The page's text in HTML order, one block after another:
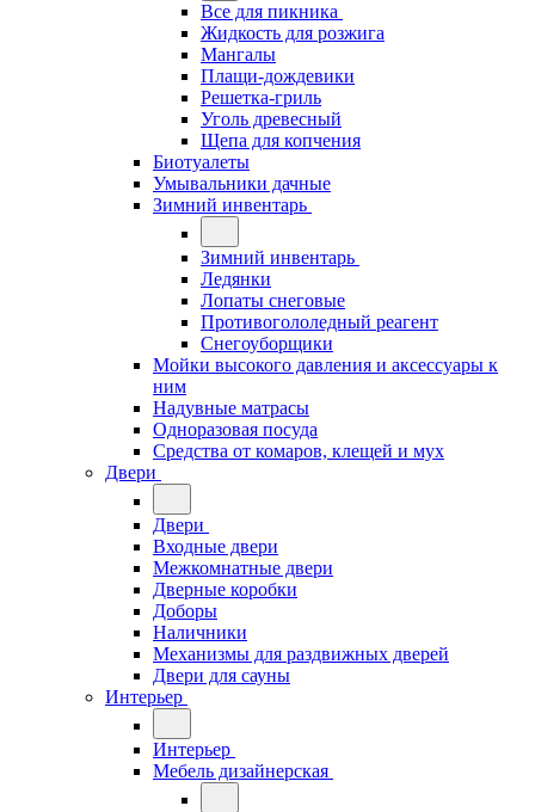
Все для пикника
Жидкость для розжига
Мангалы
Плащи-дождевики
Решетка-гриль
Уголь древесный
Щепа для копчения
Биотуалеты
Умывальники дачные
Зимний инвентарь
Зимний инвентарь
Ледянки
Лопаты снеговые
Противогололедный реагент
Снегоуборщики
Мойки высокого давления и аксессуары к
ним
Надувные матрасы
Одноразовая посуда
Средства от комаров, клещей и мух
Двери
Двери
Входные двери
Межкомнатные двери
Дверные коробки
Доборы
Наличники
Механизмы для раздвижных дверей
Двери для сауны
Интерьер
Интерьер
Мебель дизайнерская